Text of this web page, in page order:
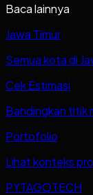
Baca lainnya
Jawa Timur
Semua kota di
Cek Estimasi
Bandingkan titik
Portofolio
Lihat konteks
PYTAGOTECH